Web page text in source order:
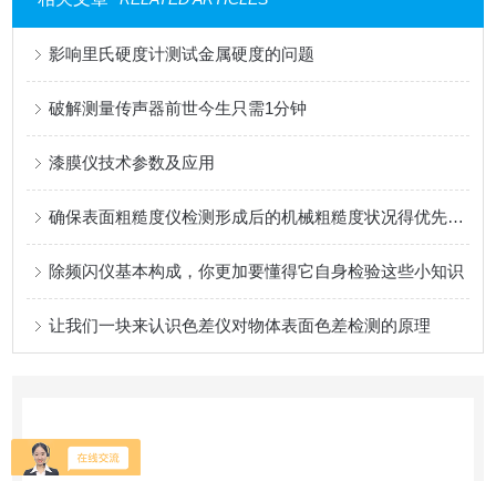
影响里氏硬度计测试金属硬度的问题
破解测量传声器前世今生只需1分钟
漆膜仪技术参数及应用
确保表面粗糙度仪检测形成后的机械粗糙度状况得优先懂得这些细节
除频闪仪基本构成，你更加要懂得它自身检验这些小知识
让我们一块来认识色差仪对物体表面色差检测的原理